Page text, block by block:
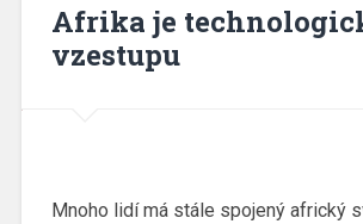
Afrika je
vzestupu
Mnoho lidí má stále spojený africký